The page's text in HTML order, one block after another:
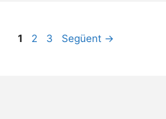
Pàgina
1 Pàgina
2 Pàgina
3 Següent →